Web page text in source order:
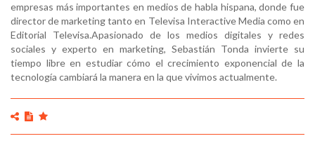
empresas más importantes en medios de habla hispana, donde fue
director de marketing tanto en Televisa Interactive Media como en
Editorial Televisa.Apasionado de los medios digitales y redes
sociales y experto en marketing, Sebastián Tonda invierte su
tiempo libre en estudiar cómo el crecimiento exponencial de la
tecnología cambiará la manera en la que vivimos actualmente.
SEBASTIÁN TONDA DE SINGULARITY UNIVERSITY EN
ALDEA DIGITAL